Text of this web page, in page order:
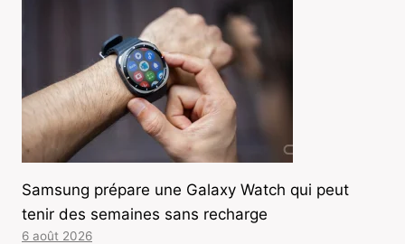
Samsung prépare une Galaxy Watch qui peut
tenir des semaines sans recharge
6 août 2026